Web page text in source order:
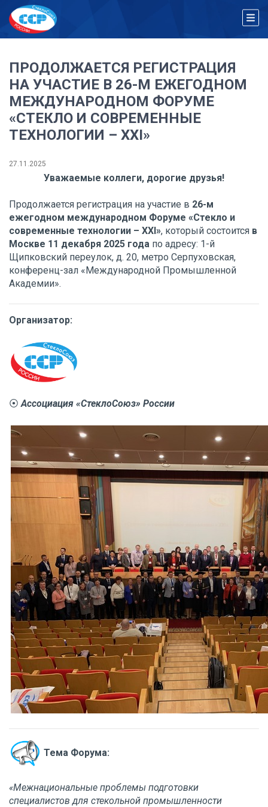
ПРОДОЛЖАЕТСЯ РЕГИСТРАЦИЯ
НА УЧАСТИЕ В 26-М ЕЖЕГОДНОМ
МЕЖДУНАРОДНОМ ФОРУМЕ
«СТЕКЛО И СОВРЕМЕННЫЕ
ТЕХНОЛОГИИ – XXI»
27.11.2025
Уважаемые коллеги, дорогие друзья!
Продолжается регистрация на участие в 26-м
ежегодном международном Форуме «Стекло и
современные технологии – XXI», который состоится в
Москве 11 декабря 2025 года по адресу: 1-й
Щипковский переулок, д. 20, метро Серпуховская,
конференц-зал «Международной Промышленной
Академии».
Организатор:
⦿Ассоциация «СтеклоСоюз» России
Тема Форума:
«Межнациональные проблемы подготовки
специалистов для стекольной промышленности